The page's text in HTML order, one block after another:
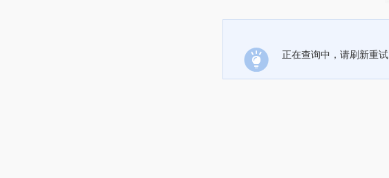
正在查询中，请刷新重试